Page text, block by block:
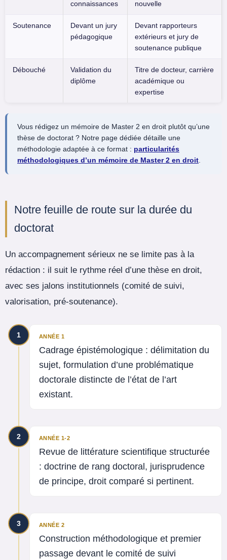
connaissances
nouvelle
Soutenance
Devant un jury
pédagogique
Devant rapporteurs
extérieurs et jury de
soutenance publique
Débouché
Validation du
diplôme
Titre de docteur, carrière
académique ou
expertise
Vous rédigez un mémoire de Master 2 en droit plutôt qu’une
thèse de doctorat ? Notre page dédiée détaille une
méthodologie adaptée à ce format : particularités
méthodologiques d’un mémoire de Master 2 en droit
Notre feuille de route sur la durée du
doctorat
Un accompagnement sérieux ne se limite pas à la
rédaction : il suit le rythme réel d’une thèse en droit,
avec ses jalons institutionnels (comité de suivi,
valorisation, pré-soutenance).
1 ANNÉE 1
Cadrage épistémologique : délimitation du
sujet, formulation d’une problématique
doctorale distincte de l’état de l’art
existant.
2 ANNÉE 1-2
Revue de littérature scientifique structurée
: doctrine de rang doctoral, jurisprudence
de principe, droit comparé si pertinent.
3 ANNÉE 2
Construction méthodologique et premier
passage devant le comité de suivi